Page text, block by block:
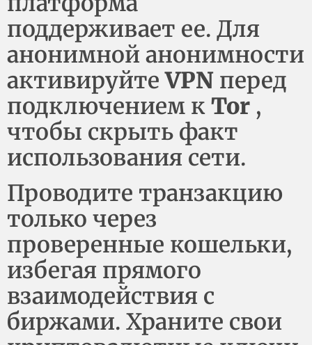
поддерживает ее. Для
анонимной анонимности
активируйтеVPN перед
подключением к Tor ,
чтобы скрыть факт
использования сети.
Проводите транзакцию
только через
проверенные кошельки,
избегая прямого
взаимодействия с
биржами. Храните свои